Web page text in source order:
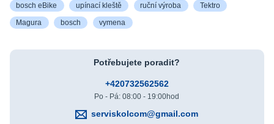
bosch eBike upínací kleště ruční výroba Tektro
Magura bosch vymena
Potřebujete poradit?
+420732562562
Po - Pá: 08:00 - 19:00hod
serviskolcom@gmail.com